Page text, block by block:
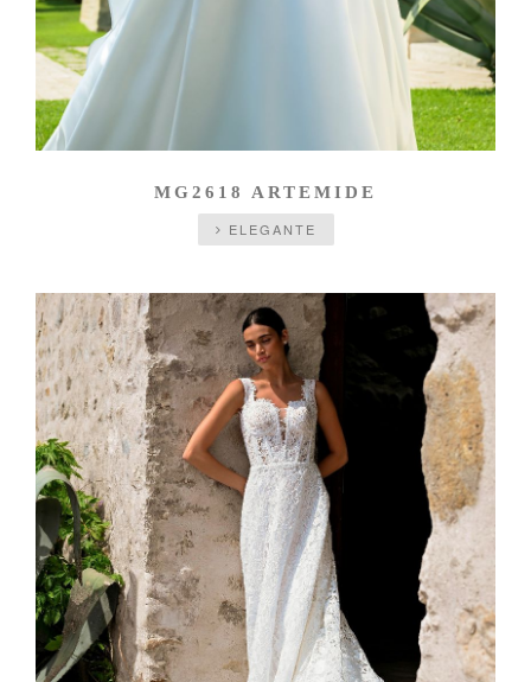
MG2618 ARTEMIDE
ELEGANTE